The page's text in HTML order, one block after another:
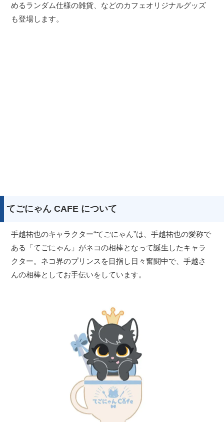
めるランダム仕様の雑貨、などのカフェオリジナルグッズ
も登場します。
てごにゃん CAFE について
手越祐也のキャラクター“てごにゃん”は、手越祐也の愛称で
ある「てごにゃん」がネコの相棒となって誕生したキャラ
クター。ネコ界のプリンスを目指し日々奮闘中で、手越さ
んの相棒としてお手伝いをしています。